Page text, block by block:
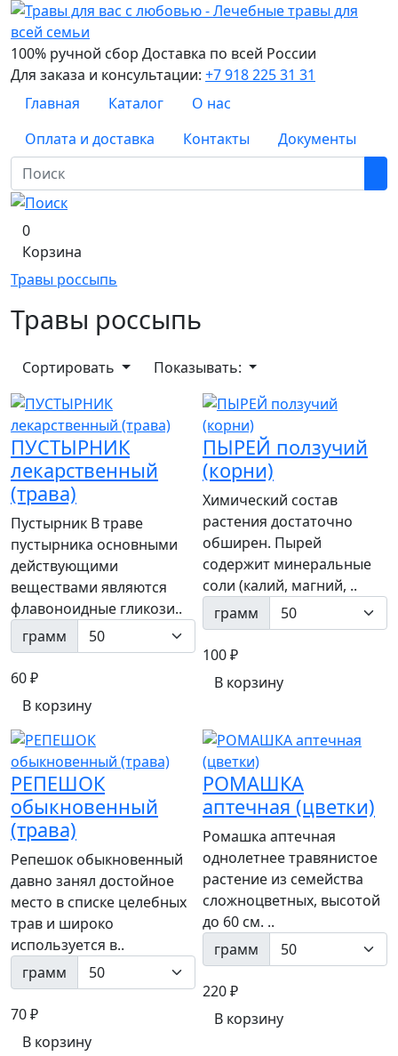
100% ручной сбор Доставка по всей России
Для заказа и консультации: +7 918 225 31 31
Главная
Каталог
О нас
Оплата и доставка
Контакты Документы
0
Корзина
Травы россыпь
Травы россыпь
Сортировать Показывать:
ПУСТЫРНИК
лекарственный
(трава)
Пустырник В траве
пустырника основными
действующими
веществами являются
флавоноидные гликози..
грамм
60 ₽
В корзину
ПЫРЕЙ ползучий
(корни)
Химический состав
растения достаточно
обширен. Пырей
содержит минеральные
соли (калий, магний, ..
грамм
100 ₽
В корзину
РЕПЕШОК
обыкновенный
(трава)
Репешок обыкновенный
давно занял достойное
место в списке целебных
трав и широко
используется в..
грамм
70 ₽
В корзину
РОМАШКА
аптечная (цветки)
Ромашка аптечная
однолетнее травянистое
растение из семейства
сложноцветных, высотой
до 60 см. ..
грамм
220 ₽
В корзину